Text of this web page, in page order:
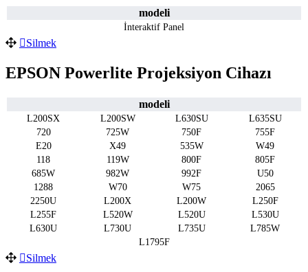
modeli
İnteraktif Panel
Silmek
EPSON Powerlite Projeksiyon Cihazı
modeli
L200SX L200SW L630SU
L635SU
720
725W 750F
755F
E20
X49 535W
W49
118
119W 800F
805F
685W
982W 992F
U50
1288
W70 W75
2065
2250U
L200X L200W
L250F
L255F
L520W L520U
L530U
L630U
L730U L735U
L785W
L1795F
Silmek